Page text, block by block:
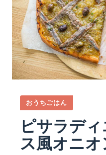
おうちごはん
ピサラデ
ス風オニオ